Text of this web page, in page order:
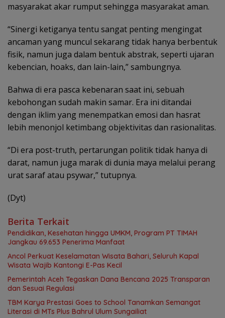
masyarakat akar rumput sehingga masyarakat aman.
“Sinergi ketiganya tentu sangat penting mengingat
ancaman yang muncul sekarang tidak hanya berbentuk
fisik, namun juga dalam bentuk abstrak, seperti ujaran
kebencian, hoaks, dan lain-lain,” sambungnya.
Bahwa di era pasca kebenaran saat ini, sebuah
kebohongan sudah makin samar. Era ini ditandai
dengan iklim yang menempatkan emosi dan hasrat
lebih menonjol ketimbang objektivitas dan rasionalitas.
“Di era post-truth, pertarungan politik tidak hanya di
darat, namun juga marak di dunia maya melalui perang
urat saraf atau psywar,” tutupnya.
(Dyt)
Berita Terkait
Pendidikan, Kesehatan hingga UMKM, Program PT TIMAH
Jangkau 69.653 Penerima Manfaat
Ancol Perkuat Keselamatan Wisata Bahari, Seluruh Kapal
Wisata Wajib Kantongi E-Pas Kecil
Pemerintah Aceh Tegaskan Dana Bencana 2025 Transparan
dan Sesuai Regulasi
TBM Karya Prestasi Goes to School Tanamkan Semangat
Literasi di MTs Plus Bahrul Ulum Sungailiat